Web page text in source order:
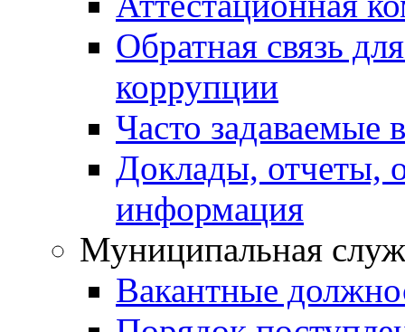
Обратная связь
коррупции
Часто задаваемые
Доклады, отчеты,
информация
Муниципальная
Вакантные